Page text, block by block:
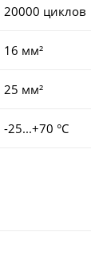
20000 циклов
16 мм²
25 мм²
-25...+70 °С